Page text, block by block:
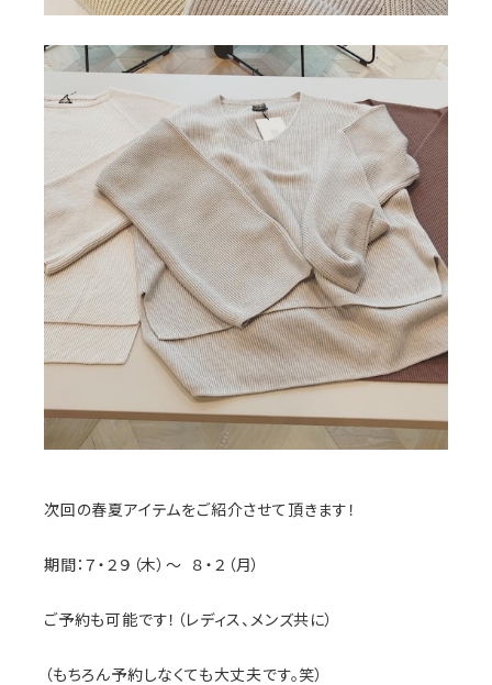
次回の春夏アイテムをご紹介させて頂きます！
期間：７・２９（木）〜 ８・２（月）
ご予約も可能です！（レディス、メンズ共に）
（もちろん予約しなくても大丈夫です。笑）